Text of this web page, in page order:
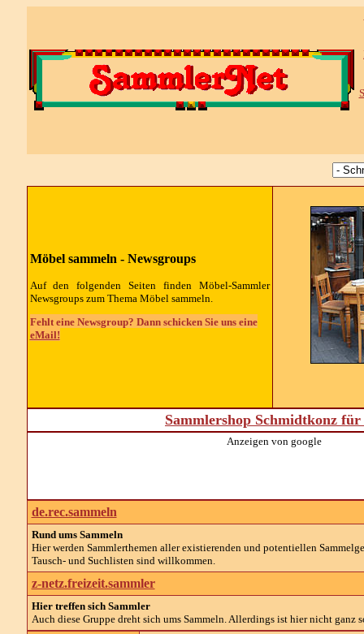
Möbel sammeln - Newsgroups
Auf den folgenden Seiten finden Möbel-Sammler
Newsgroups zum Thema Möbel sammeln.
Fehlt eine Newsgroup? Dann schicken Sie uns eine
eMail!
Sammlershop Schmidtkonz
Anzeigen von google
de.rec.sammeln
Rund ums Sammeln
Hier werden Sammlerthemen aller existierenden und potentiellen
Tausch- und Suchlisten sind willkommen.
z-netz.freizeit.sammler
Hier treffen sich Sammler
Auch diese Gruppe dreht sich ums Sammeln. Allerdings ist hier nicht ganz